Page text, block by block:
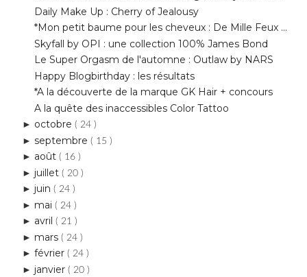
Le Super Orgasm de l'automne : Outlaw by NARS
Happy Blogbirthday : les résultats
*A la découverte de la marque GK Hair + concours
A la quête des inaccessibles Color Tattoo
octobre( 24 )
septembre( 15 )
août( 16 )
► juillet( 20 )
► juin( 24 )
► mai( 24 )
►avril( 21 )
►mars( 24 )
► février( 24 )
► janvier ( 20 )
2011( 43 )